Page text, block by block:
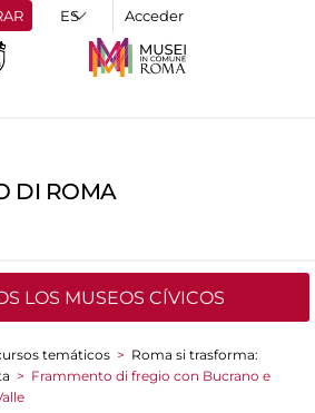
Acceder
DI ROMA
LOS MUSEOS CÍVICOS
temáticos > Roma si trasforma:
> Frammento di fregio con Bucrano e